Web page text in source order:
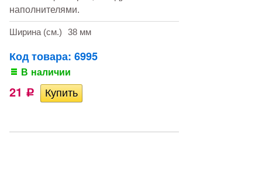
наполнителями.
Ширина (см.) 38 мм
Код товара: 6995
В наличии
21 Р